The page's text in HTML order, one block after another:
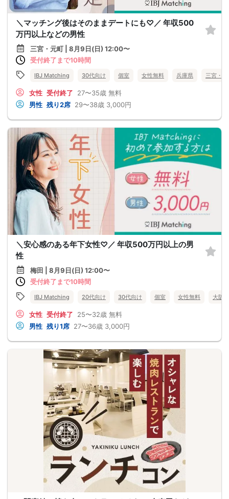
＼マッチング後はそのままデートにも♡／ 年収500
万円以上などの男性
三宮・元町 | 8月9日(日) 12:00〜
受付終了まで10時間
IBJ Matching 30代向け 個室 女性無料 兵庫県 三宮・
女性 受付終了 27〜35歳 無料
男性 残り2席 29〜38歳 3,000円
＼安心感のある年下女性♡／ 年収500万円以上の男
性
梅田 | 8月9日(日) 12:00〜
受付終了まで10時間
IBJ Matching 20代向け 30代向け 個室 女性無料 大阪府
女性 受付終了 25〜32歳 無料
男性 残り1席 27〜36歳 3,000円